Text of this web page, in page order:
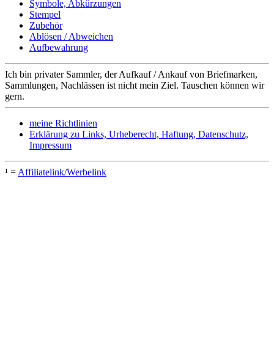
Symbole, Abkürzungen
Stempel
Zubehör
Ablösen / Abweichen
Aufbewahrung
Ich bin privater Sammler, der Aufkauf / Ankauf von Briefmarken,
Sammlungen, Nachlässen ist nicht mein Ziel. Tauschen können wir
gern.
meine Richtlinien
Erklärung zu Links, Urheberecht, Haftung, Datenschutz,
Impressum
¹ = Affiliatelink/Werbelink